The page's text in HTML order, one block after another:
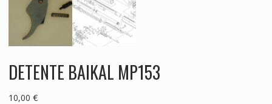
DETENTE BAIKAL MP153
10,00 €